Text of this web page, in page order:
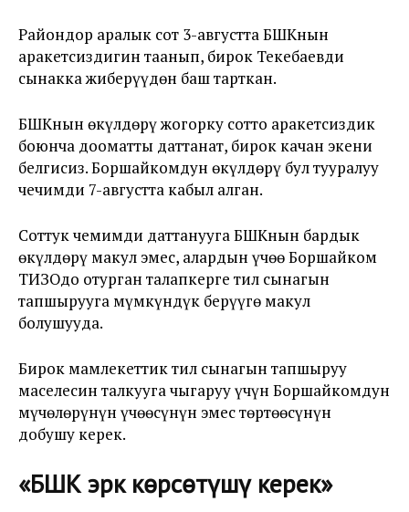
Райондор аралык сот 3-августта БШКнын
аракетсиздигин таанып, бирок Текебаевди
сынакка жиберүүдөн баш тарткан.
БШКнын өкүлдөрү жогорку сотто аракетсиздик
боюнча дооматты даттанат, бирок качан экени
белгисиз. Боршайкомдун өкүлдөрү бул тууралуу
чечимди 7-августта кабыл алган.
Соттук чемимди даттанууга БШКнын бардык
өкүлдөрү макул эмес, алардын үчөө Боршайком
ТИЗОдо отурган талапкерге тил сынагын
тапшырууга мүмкүндүк берүүгө макул
болушууда.
Бирок мамлекеттик тил сынагын тапшыруу
маселесин талкууга чыгаруу үчүн Боршайкомдун
мүчөлөрүнүн үчөөсүнүн эмес төртөөсүнүн
добушу керек.
«БШК эрк көрсөтүшү керек»